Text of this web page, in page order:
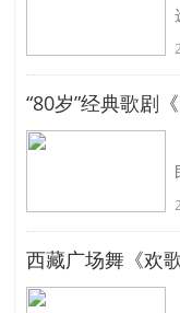
“80岁”经典歌剧
西藏广场舞《欢